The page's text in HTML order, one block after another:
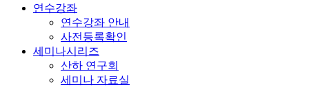
연수강좌
연수강좌 안내
사전등록확인
세미나시리즈
산하 연구회
세미나 자료실